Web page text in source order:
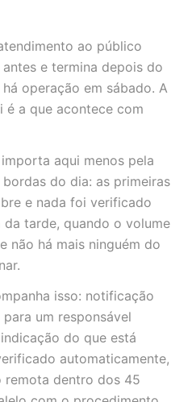
ao público
e termina depois do
operação em sábado. A
é a que acontece com
aqui menos pela
do dia: as primeiras
e nada foi verificado
tarde, quando o volume
não há mais ninguém do
isso: notificação
um responsável
do que está
automaticamente,
remota dentro dos 45